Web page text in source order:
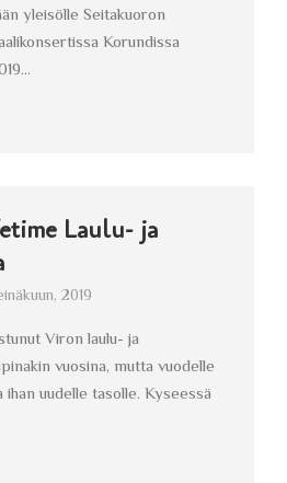
yleisölle Seitakuoron
Korundissa
Laulu- ja
2019
Viron laulu- ja
vuosina, mutta vuodelle
uudelle tasolle. Kyseessä